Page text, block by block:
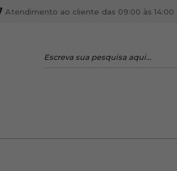
LOGIN
Atendimento ao cliente das 09:00 às